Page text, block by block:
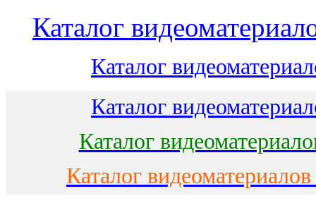
Каталог
Каталог
Каталог
Каталог
Каталог